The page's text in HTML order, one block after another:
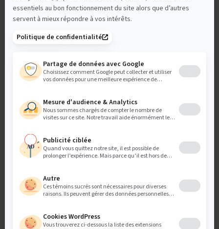
AVEZ-VOUS DES NOUVELLES
DE WAMPOLE ?
Vous souhaitez être sûr de ne manquer aucun lancement
ni aucune réédition d’un produit ?